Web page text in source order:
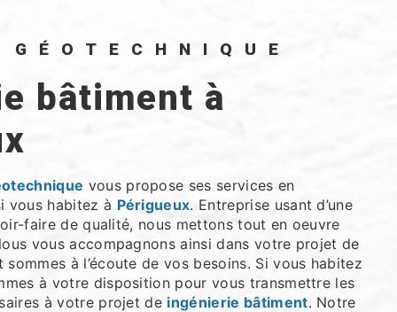
GÉOTECHNIQUE
vous propose ses services en
vous habitez à Périgueux. Entreprise usant d’une
faire de qualité, nous mettons tout en oeuvre
vous accompagnons ainsi dans votre projet de
à l’écoute de vos besoins. Si vous habitez
à votre disposition pour vous transmettre les
à votre projet de ingénierie bâtiment. Notre